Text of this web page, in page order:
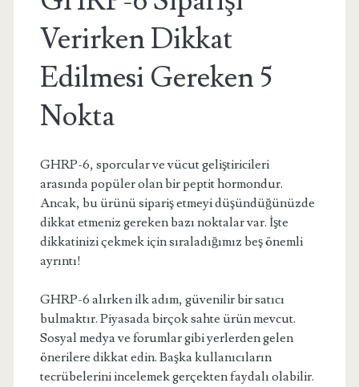
Verirken Dikkat
Edilmesi Gereken 5
Nokta
GHRP-6, sporcular ve vücut geliştiricileri
arasında popüler olan bir peptit hormondur.
Ancak, bu ürünü sipariş etmeyi düşündüğünüzde
dikkat etmeniz gereken bazı noktalar var. İşte
dikkatinizi çekmek için sıraladığımız beş önemli
ayrıntı!
GHRP-6 alırken ilk adım, güvenilir bir satıcı
bulmaktır. Piyasada birçok sahte ürün mevcut.
Sosyal medya ve forumlar gibi yerlerden gelen
önerilere dikkat edin. Başka kullanıcıların
tecrübelerini incelemek gerçekten faydalı olabilir.